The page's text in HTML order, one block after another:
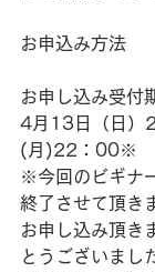
お申込み方法
お申し込み受付
4月13日（日）
(月)22：00※
※今回のビギナ
終了させて頂き
お申し込み頂き
とうございまし